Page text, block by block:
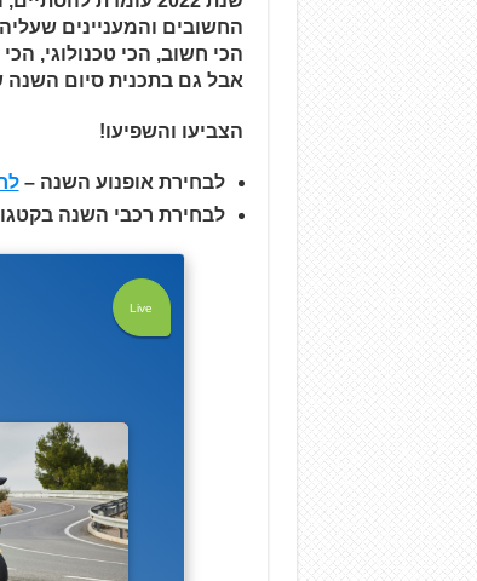
הכי חשוב, הכי טכנולוגי,
אבל גם בתכנית סיום השנה של 'עולם הרכב'
הצביעו והשפיעו!
לבחירת אופנוע השנה –
לבחירת רכבי השנה
Live